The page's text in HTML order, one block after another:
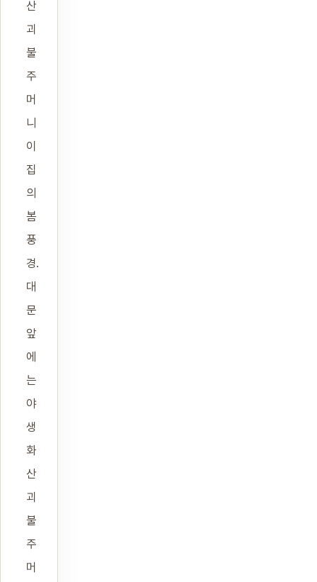
산
괴
불
주
머
니
이
집
의
봄
풍
경.
대
문
앞
에
는
야
생
화
산
괴
불
주
머